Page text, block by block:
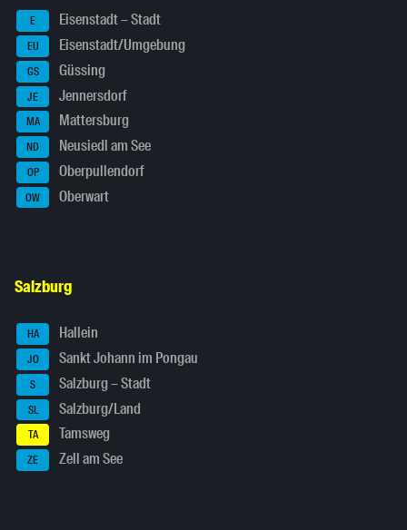
E Eisenstadt – Stadt
EU Eisenstadt/Umgebung
GS Güssing
JE Jennersdorf
MA Mattersburg
ND Neusiedl am See
OP Oberpullendorf
OW Oberwart
Salzburg
HA Hallein
JO Sankt Johann im Pongau
S Salzburg – Stadt
SL Salzburg/Land
TA Tamsweg
ZE Zell am See